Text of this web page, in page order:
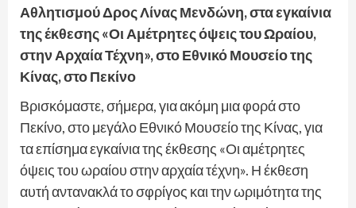
Αθλητισμού Δρος Λίνας Μενδώνη, στα εγκαίνια
της έκθεσης «Οι Αμέτρητες όψεις του Ωραίου,
στην Αρχαία Τέχνη», στο Εθνικό Μουσείο της
Κίνας, στο Πεκίνο
Βρισκόμαστε, σήμερα, για ακόμη μια φορά στο
Πεκίνο, στο μεγάλο Εθνικό Μουσείο της Κίνας, για
τα επίσημα εγκαίνια της έκθεσης «Οι αμέτρητες
όψεις του ωραίου στην αρχαία τέχνη». Η έκθεση
αυτή αντανακλά το σφρίγος και την ωριμότητα της